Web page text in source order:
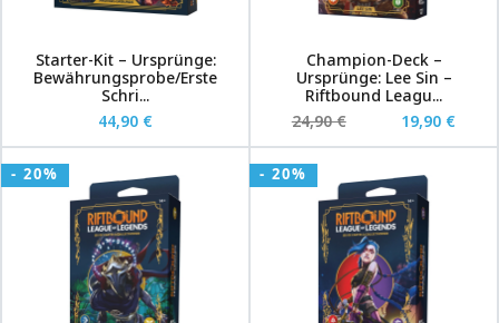
Starter-Kit – Ursprünge:
Bewährungsprobe/Erste
Schri...
44,90 €
Champion-Deck –
Ursprünge: Lee Sin –
Riftbound Leagu...
24,90 €
19,90 €
- 20% - 20%